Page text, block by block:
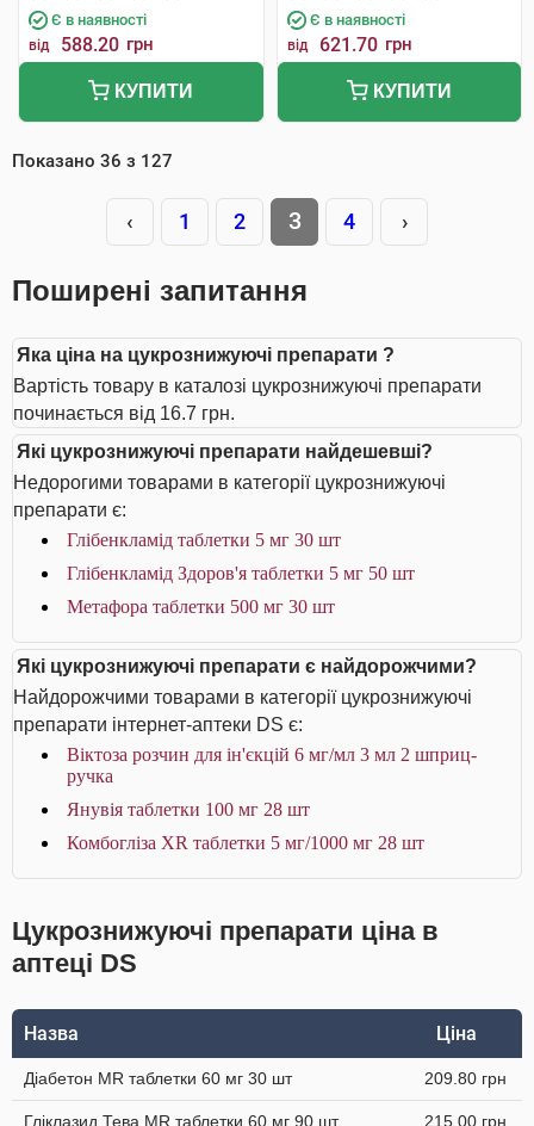
Є в наявності
від 588.20 грн
КУПИТИ
Є в наявності
від 621.70 грн
КУПИТИ
Показано 36 з 127
‹ 1 2 3 4 ›
Поширені запитання
Яка ціна на цукрознижуючі препарати ?
Вартість товару в каталозі цукрознижуючі препарати
починається від 16.7 грн.
Які цукрознижуючі препарати найдешевші?
Недорогими товарами в категорії цукрознижуючі
препарати є:
Глібенкламід таблетки 5 мг 30 шт
Глібенкламід Здоров'я таблетки 5 мг 50 шт
Метафора таблетки 500 мг 30 шт
Які цукрознижуючі препарати є найдорожчими?
Найдорожчими товарами в категорії цукрознижуючі
препарати інтернет-аптеки DS є:
Віктоза розчин для ін'єкцій 6 мг/мл 3 мл 2 шприц-
ручка
Янувія таблетки 100 мг 28 шт
Комбогліза XR таблетки 5 мг/1000 мг 28 шт
Цукрознижуючі препарати ціна в
аптеці DS
Назва Ціна
Діабетон MR таблетки 60 мг 30 шт 209.80 грн
Гліклазид Тева MR таблетки 60 мг 90 шт 215.00 грн